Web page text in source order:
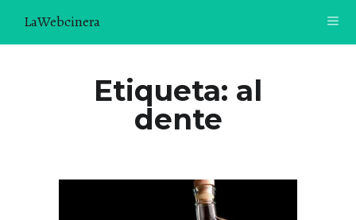
LaWebcinera
SOBRE MÍ
¿TE GUSTARÍA UNIRTE A NUESTRA AVENTURA GASTRON
Etiqueta: al
dente